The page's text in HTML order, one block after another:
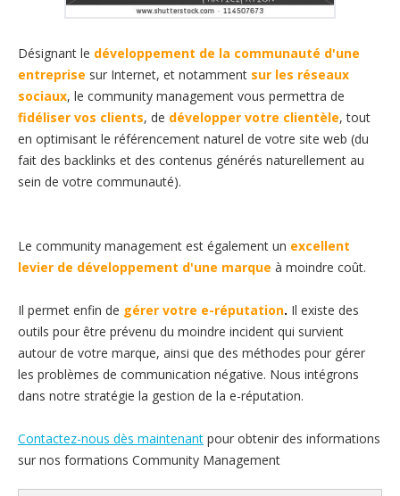
Désignant le développement de la communauté d'une
entreprise sur Internet, et notamment sur les réseaux
sociaux, le community management vous permettra de
fidéliser vos clients, de développer votre clientèle, tout
en optimisant le référencement naturel de votre site web (du
fait des backlinks et des contenus générés naturellement au
sein de votre communauté).
Le community management est également un excellent
levier de développement d'une marque à moindre coût.
Il permet enfin de gérer votre e-réputation. Il existe des
outils pour être prévenu du moindre incident qui survient
autour de votre marque, ainsi que des méthodes pour gérer
les problèmes de communication négative. Nous intégrons
dans notre stratégie la gestion de la e-réputation.
Contactez-nous dès maintenant pour obtenir des informations
sur nos formations Community Management